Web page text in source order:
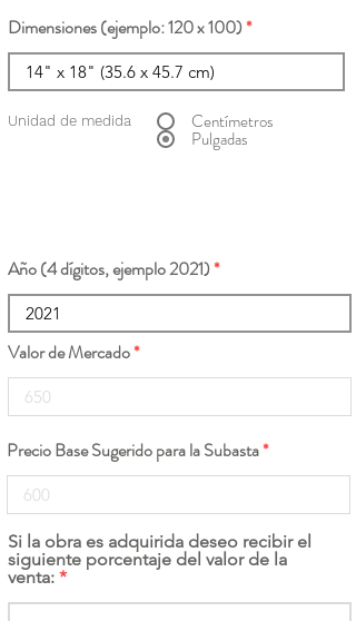
Dimensiones (ejemplo: 120 x 100)
Unidad de medida Centímetros
Pulgadas
Año (4 dígitos, ejemplo 2021)
Valor de Mercado
Precio Base Sugerido para la Subasta
Si la obra es adquirida deseo recibir el
siguiente porcentaje del valor de la
venta: